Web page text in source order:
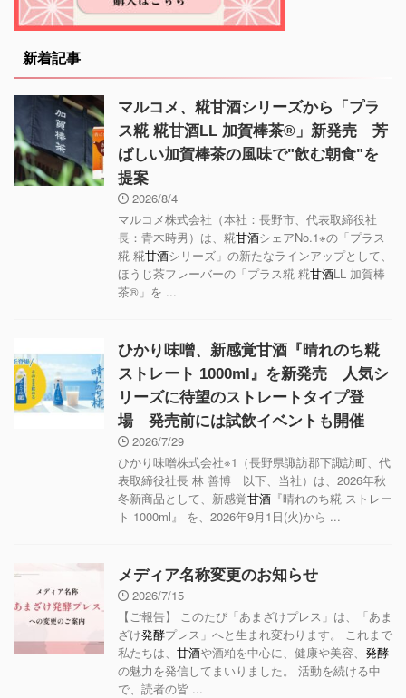
新着記事
マルコメ、糀甘酒シリーズから「プラ
ス糀 糀甘酒LL 加賀棒茶®」新発売 芳
ばしい加賀棒茶の風味で"飲む朝食"を
提案
2026/8/4
マルコメ株式会社（本社：長野市、代表取締役社
長：青木時男）は、糀甘酒シェアNo.1※の「プラス
糀 糀甘酒シリーズ」の新たなラインアップとして、
ほうじ茶フレーバーの「プラス糀 糀甘酒LL 加賀棒
茶®」を ...
ひかり味噌、新感覚甘酒『晴れのち糀
ストレート 1000ml』を新発売 人気シ
リーズに待望のストレートタイプ登
場 発売前には試飲イベントも開催
2026/7/29
ひかり味噌株式会社※1（長野県諏訪郡下諏訪町、代
表取締役社長 林 善博 以下、当社）は、2026年秋
冬新商品として、新感覚甘酒 『晴れのち糀 ストレー
ト 1000ml』 を、2026年9月1日(火)から ...
メディア名称変更のお知らせ
2026/7/15
【ご報告】 このたび「あまざけプレス」は、「あま
ざけ発酵プレス」へと生まれ変わります。 これまで
私たちは、 甘酒や酒粕を中心に、健康や美容、 発酵
の魅力を発信してまいりました。 活動を続ける中
で、読者の皆 ...